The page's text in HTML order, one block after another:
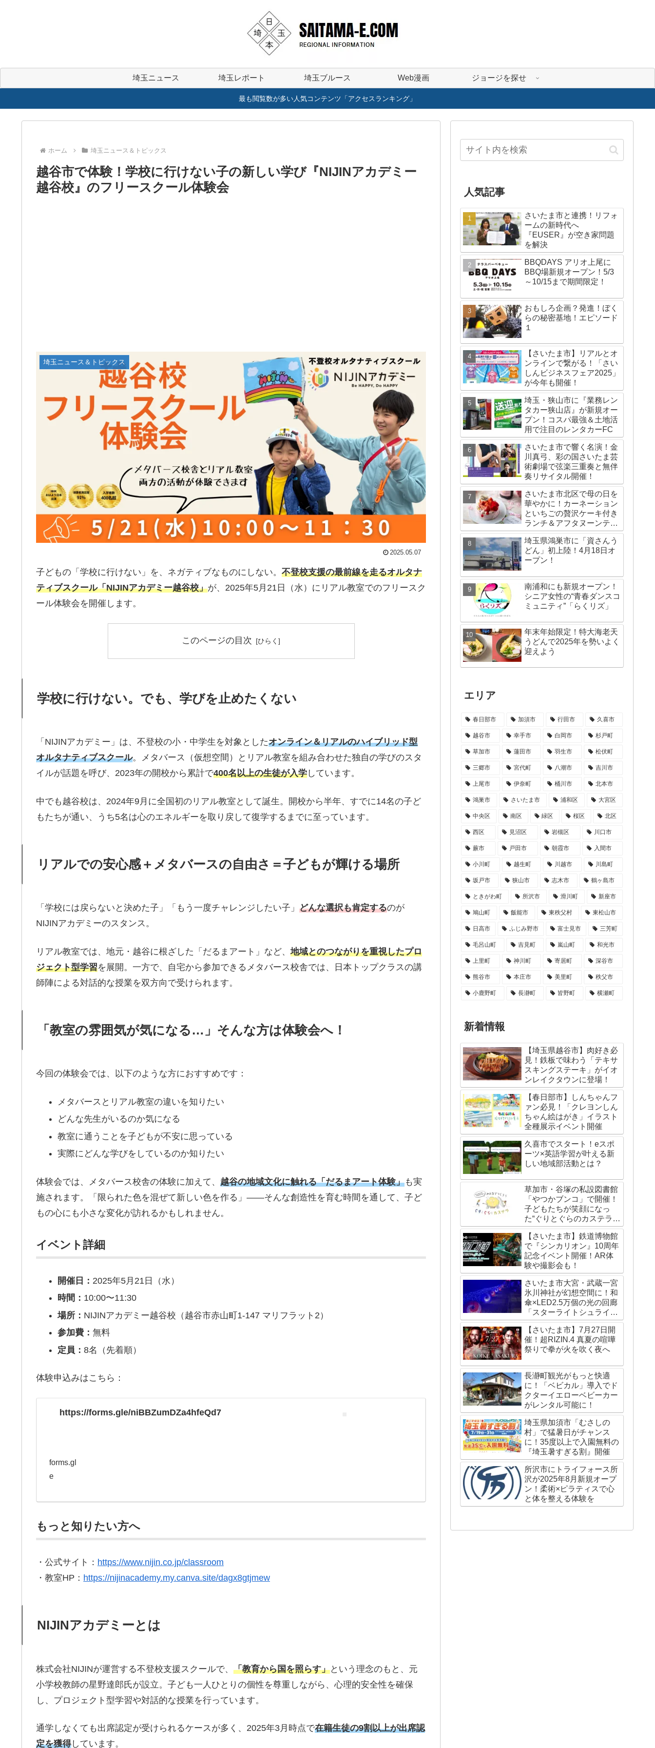
埼玉ニュース 埼玉レポート 埼玉ブルース Web漫画 ジョージを探せ
最も閲覧数が多い人気コンテンツ「アクセスランキング」
ホーム 埼玉ニュース＆トピックス
越谷市で体験！学校に行けない子の新しい学び『NIJINアカデミー
越谷校』のフリースクール体験会
埼玉ニュース＆トピックス
2025.05.07
子どもの「学校に行けない」を、ネガティブなものにしない。 不登校支援の最前線を走るオルタナ
ティブスクール「NIJINアカデミー越谷校」が、2025年5月21日（水）にリアル教室でのフリースク
ール体験会を開催します。
このページの目次
学校に行けない。でも、学びを止めたくない
「NIJINアカデミー」は、不登校の小・中学生を対象としたオンライン＆リアルのハイブリッド型
オルタナティブスクール。メタバース（仮想空間）とリアル教室を組み合わせた独自の学びのスタ
イルが話題を呼び、2023年の開校から累計で400名以上の生徒が入学 しています。
中でも越谷校は、2024年9月に全国初のリアル教室として誕生。開校から半年、すでに14名の子ど
もたちが通い、うち5名は心のエネルギーを取り戻して復学するまでに至っています。
リアルでの安心感＋メタバースの自由さ＝子どもが輝ける場所
「学校には戻らないと決めた子」「もう一度チャレンジしたい子」 どんな選択も肯定するのが
NIJINアカデミーのスタンス。
リアル教室では、地元・越谷に根ざした「だるまアート」など、地域とのつながりを重視したプロ
ジェクト型学習を展開。一方で、自宅から参加できるメタバース校舎では、日本トップクラスの講
師陣による対話的な授業を双方向で受けられます。
「教室の雰囲気が気になる…」そんな方は体験会へ！
今回の体験会では、以下のような方におすすめです：
メタバースとリアル教室の違いを知りたい
どんな先生がいるのか気になる
教室に通うことを子どもが不安に思っている
実際にどんな学びをしているのか知りたい
体験会では、メタバース校舎の体験に加えて、 越谷の地域文化に触れる「だるまアート体験」も実
施されます。「限られた色を混ぜて新しい色を作る」――そんな創造性を育む時間を通して、子ど
もの心にも小さな変化が訪れるかもしれません。
イベント詳細
開催日： 2025年5月21日（水）
時間： 10:00〜11:30
場所： NIJINアカデミー越谷校（越谷市赤山町1-147 マリフラット2）
参加費： 無料
定員： 8名（先着順）
体験申込みはこちら：
https://forms.gle/niBBZumDZa4hfeQd7
forms.gl
e
もっと知りたい方へ
・公式サイト： https://www.nijin.co.jp/classroom
・教室HP： https://nijinacademy.my.canva.site/dagx8gtjmew
NIJINアカデミーとは
株式会社NIJINが運営する不登校支援スクールで、 「教育から国を照らす」という理念のもと、元
小学校教師の星野達郎氏が設立。子ども一人ひとりの個性を尊重しながら、心理的安全性を確保
し、プロジェクト型学習や対話的な授業を行っています。
通学しなくても出席認定が受けられるケースが多く、2025年3月時点で在籍生徒の9割以上が出席認
定を獲得しています。
人気記事
さいたま市と連携！リフォ
ームの新時代へ
『EUSER』が空き家問題
を解決
BBQDAYS アリオ上尾に
BBQ場新規オープン！5/3
～10/15まで期間限定！
おもしろ企画？発進！ぼく
らの秘密基地！エピソード
１
【さいたま市】リアルとオ
ンラインで繋がる！「さい
しんビジネスフェア2025」
が今年も開催！
埼玉・狭山市に『業務レン
タカー狭山店』が新規オー
プン！コスパ最強＆土地活
用で注目のレンタカーFC
さいたま市で響く名演！金
川真弓、彩の国さいたま芸
術劇場で弦楽三重奏と無伴
奏リサイタル開催！
さいたま市北区で母の日を
華やかに！カーネーション
といちごの贅沢ケーキ付き
ランチ＆アフタヌーンティ
ー
埼玉県鴻巣市に「資さんう
どん」初上陸！4月18日オ
ープン！
南浦和にも新規オープン！
シニア女性の“青春ダンスコ
ミュニティ”「らくリズ」
年末年始限定！特大海老天
うどんで2025年を勢いよく
迎えよう
エリア
春日部市 加須市 行田市 久喜市
越谷市 幸手市 白岡市 杉戸町
草加市 蓮田市 羽生市 松伏町
三郷市 宮代町 八潮市 吉川市
上尾市 伊奈町 桶川市 北本市
鴻巣市 さいたま市 浦和区 大宮区
中央区 南区 緑区 桜区 北区
西区 見沼区 岩槻区 川口市
蕨市 戸田市 朝霞市 入間市
小川町 越生町 川越市 川島町
坂戸市 狭山市 志木市 鶴ヶ島市
ときがわ町 所沢市 滑川町 新座市
鳩山町 飯能市 東秩父村 東松山市
日高市 ふじみ野市 富士見市 三芳町
毛呂山町 吉見町 嵐山町 和光市
上里町 神川町 寄居町 深谷市
熊谷市 本庄市 美里町 秩父市
小鹿野町 長瀞町 皆野町 横瀬町
新着情報
【埼玉県越谷市】肉好き必
見！鉄板で味わう「テキサ
スキングステーキ」がイオ
ンレイクタウンに登場！
【春日部市】しんちゃんフ
ァン必見！「クレヨンしん
ちゃん絵はがき」イラスト
全種展示イベント開催
久喜市でスタート！eスポ
ーツ×英語学習が叶える新
しい地域部活動とは？
草加市・谷塚の私設図書館
「やつかブンコ」で開催！
子どもたちが笑顔になっ
た“ぐりとぐらのカステライ
ベント”レポート
【さいたま市】鉄道博物館
で『シンカリオン』10周年
記念イベント開催！AR体
験や撮影会も！
さいたま市大宮・武蔵一宮
氷川神社が幻想空間に！和
傘×LED2.5万個の光の回廊
「スターライトシュライ
ン」が国内外で話題
【さいたま市】7月27日開
催！超RIZIN.4 真夏の喧嘩
祭りで拳が火を吹く夜へ
長瀞町観光がもっと快適
に！「ベビカル」導入でド
クターイエローベビーカー
がレンタル可能に！
埼玉県加須市「むさしの
村」で猛暑日がチャンス
に！35度以上で入園無料の
『埼玉暑すぎる割』開催
所沢市にトライフォース所
沢が2025年8月新規オープ
ン！柔術×ピラティスで心
と体を整える体験を